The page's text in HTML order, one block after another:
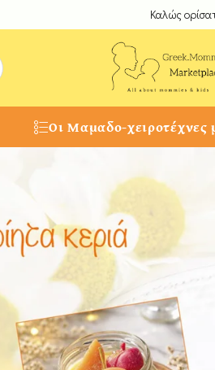
Καλώς
Οι Μαμαδο-χειροτέχνες